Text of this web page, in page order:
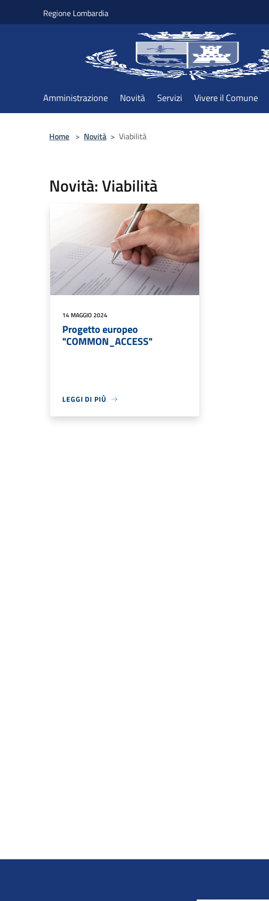
Regione Lombardia
Amministrazione Novità Servizi Vivere il Comune
Home > Novità > Viabilità
Novità: Viabilità
14 MAGGIO 2024
Progetto europeo
"COMMON_ACCESS"
LEGGI DI PIÙ